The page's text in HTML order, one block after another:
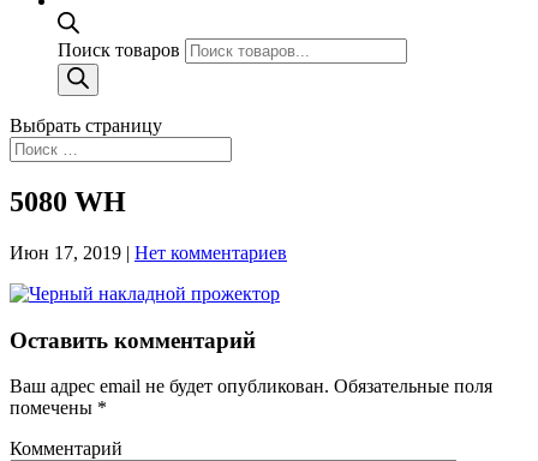
Поиск товаров
Выбрать страницу
5080 WH
Июн 17, 2019 | Нет комментариев
Оставить комментарий
Ваш адрес email не будет опубликован. Обязательные поля
помечены *
Комментарий